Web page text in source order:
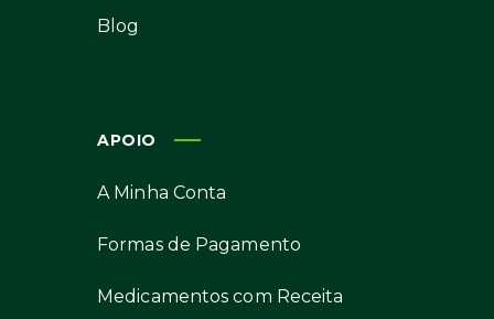
Blog
APOIO
A Minha Conta
Formas de Pagamento
Medicamentos com Receita